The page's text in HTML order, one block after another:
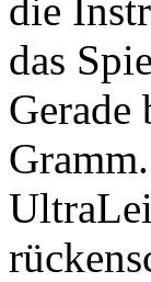
die
das
Gerade